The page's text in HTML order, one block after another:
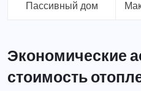
Пассивный дом
Экономические
стоимость